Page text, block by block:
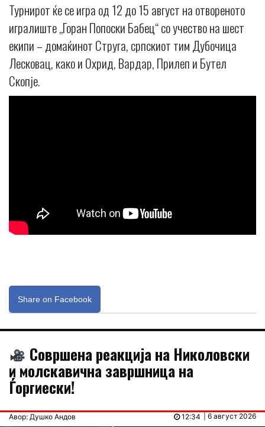
Турнирот ќе се игра од 12 до 15 август на отвореното
игралиште „Горан Попоски Бабец“ со учество на шест
екипи – домаќинот Струга, српскиот тим Дубочица
Лесковац, како и Охрид, Вардар, Прилеп и Бутел
Скопје.
Share on Facebook
Совршена реакција на Николовски
и молскавична завршница на
Ѓоргиески!
Авор: Душко Андов | 6 август 2026
12:34